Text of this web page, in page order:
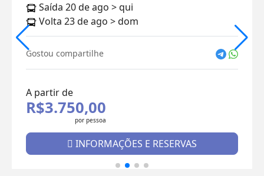
Saída 20 de ago > qui
Volta 23 de ago > dom
Gostou compartilhe
A partir de
R$3.750,00
por pessoa
INFORMAÇÕES E RESERVAS